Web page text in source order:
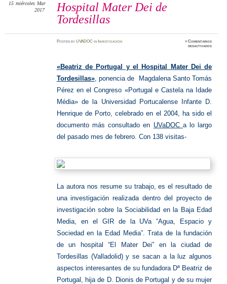
Hospital Mater Dei de
Tordesillas
15 miércoles Mar
2017
PostedbyUVADOC in Investigación ≈Comentarios
desactivadosen
«Beatriz de Portugal y el Hospital Mater Dei de
Tordesillas», ponencia de Magdalena Santo Tomás
Pérez en el Congreso «Portugal e Castela na Idade
Média» de la Universidad Portucalense Infante D.
Henrique de Porto, celebrado en el 2004, ha sido el
documento más consultado en UVaDOC a lo largo
del pasado mes de febrero. Con 138 visitas-
La autora nos resume su trabajo, es el resultado de
una investigación realizada dentro del proyecto de
investigación sobre la Sociabilidad en la Baja Edad
Media, en el GIR de la UVa “Agua, Espacio y
Sociedad en la Edad Media”. Trata de la fundación
de un hospital “El Mater Dei” en la ciudad de
Tordesillas (Valladolid) y se sacan a la luz algunos
aspectos interesantes de su fundadora Dª Beatriz de
Portugal, hija de D. Dionis de Portugal y de su mujer